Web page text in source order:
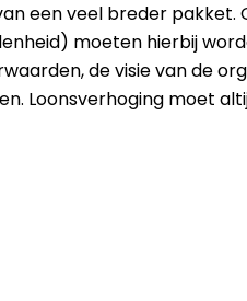
een veel breder pakket.
moeten hierbij
de visie van de
Loonsverhoging moet